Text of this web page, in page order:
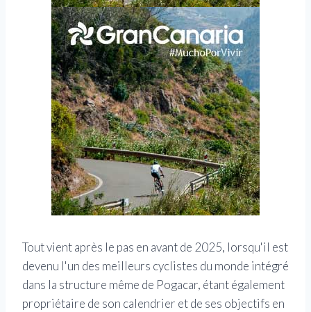
Tout vient après le pas en avant de 2025, lorsqu'il est
devenu l'un des meilleurs cyclistes du monde intégré
dans la structure même de Pogacar, étant également
propriétaire de son calendrier et de ses objectifs en